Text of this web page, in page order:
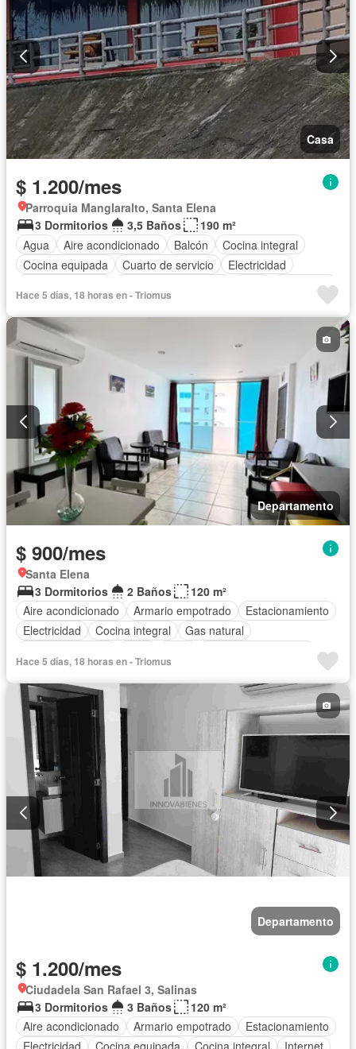
Casa
$ 1.200/mes
Parroquia Manglaralto, Santa Elena
3 Dormitorios
3,5 Baños
190 m²
Agua
Aire acondicionado Balcón
Cocina integral
Cocina equipada
Cuarto de servicio
Electricidad
Seguridad
Vista panorámica
Completamente amoblado
Hace 5 días, 18 horas en - Triomus
Departamento
$ 900/mes
Santa Elena
3 Dormitorios
2 Baños
120 m²
Aire acondicionado
Armario empotrado
Estacionamiento
Electricidad
Cocina integral
Gas natural
Seguridad
Piscina Completamente amoblado
Hace 5 días, 18 horas en - Triomus
Departamento
$ 1.200/mes
Ciudadela San Rafael 3, Salinas
3 Dormitorios
3 Baños
120 m²
Aire acondicionado
Armario empotrado
Estacionamiento